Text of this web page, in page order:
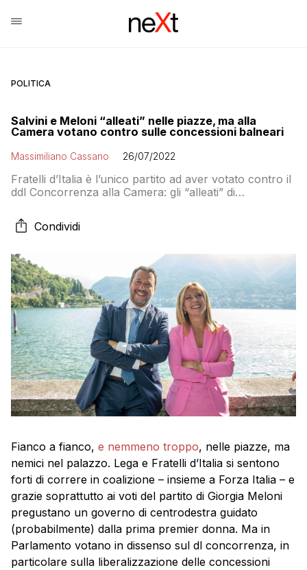
POLITICA
Salvini e Meloni “alleati” nelle piazze, ma alla
Camera votano contro sulle concessioni balneari
Massimiliano Cassano 26/07/2022
Fratelli d’Italia è l’unico partito ad aver votato contro il
ddl Concorrenza alla Camera: gli “alleati” di
governo
Condividi
Fianco a fianco, e nemmeno troppo, nelle piazze, ma
nemici nel palazzo. Lega e Fratelli d’Italia si sentono
forti di correre in coalizione – insieme a Forza Italia – e
grazie soprattutto ai voti del partito di Giorgia Meloni
pregustano un governo di centrodestra guidato
(probabilmente) dalla prima premier donna. Ma in
Parlamento votano in dissenso sul dl concorrenza, in
particolare sulla liberalizzazione delle concessioni